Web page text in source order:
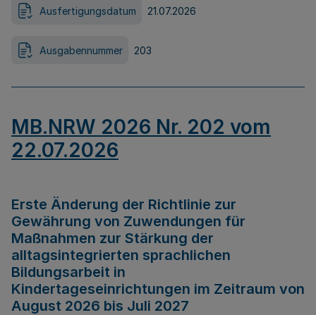
Ausfertigungsdatum 21.07.2026
Ausgabennummer 203
MB.NRW 2026 Nr. 202 vom
22.07.2026
Erste Änderung der Richtlinie zur
Gewährung von Zuwendungen für
Maßnahmen zur Stärkung der
alltagsintegrierten sprachlichen
Bildungsarbeit in
Kindertageseinrichtungen im Zeitraum von
August 2026 bis Juli 2027